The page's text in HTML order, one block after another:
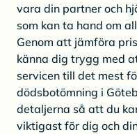
vara din partner och
som kan ta hand om
Genom att jämföra
känna dig trygg med
servicen till det mest
dödsbotömning i
detaljerna så att du
viktigast för dig och